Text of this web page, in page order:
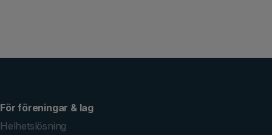
För föreningar & lag
Helhetslösning